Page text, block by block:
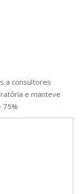
a consultores
e manteve
75%